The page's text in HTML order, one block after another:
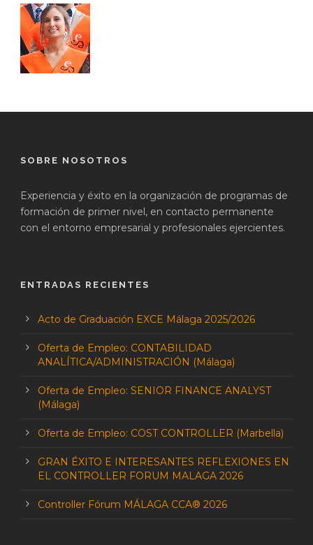
SOBRE NOSOTROS
Experiencia y éxito en la organización de programas de
formación de primer nivel, en contacto permanente
con el entorno empresarial y profesionales ejercientes.
ENTRADAS RECIENTES
Acto de Graduación EXCE Málaga 2025/2026
Oferta de Empleo: CONTABILIDAD
ANALÍTICA/ADMINISTRACIÓN (Málaga)
Oferta de Empleo: SENIOR FINANCE ANALYST
(Málaga)
Oferta de Empleo: COST CONTROLLER (Marbella)
GRAN ÉXITO E INTERESANTES REFLEXIONES EN
EL CONTROLLER FORUM MALAGA 2026
Controller Fórum MÁLAGA CCA® 2026